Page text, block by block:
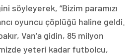
söyleyerek, “Bizim paramızı
oyuncu çöplüğü haline geldi.
Van’a gidin, 85 milyon
yeteri kadar futbolcu,